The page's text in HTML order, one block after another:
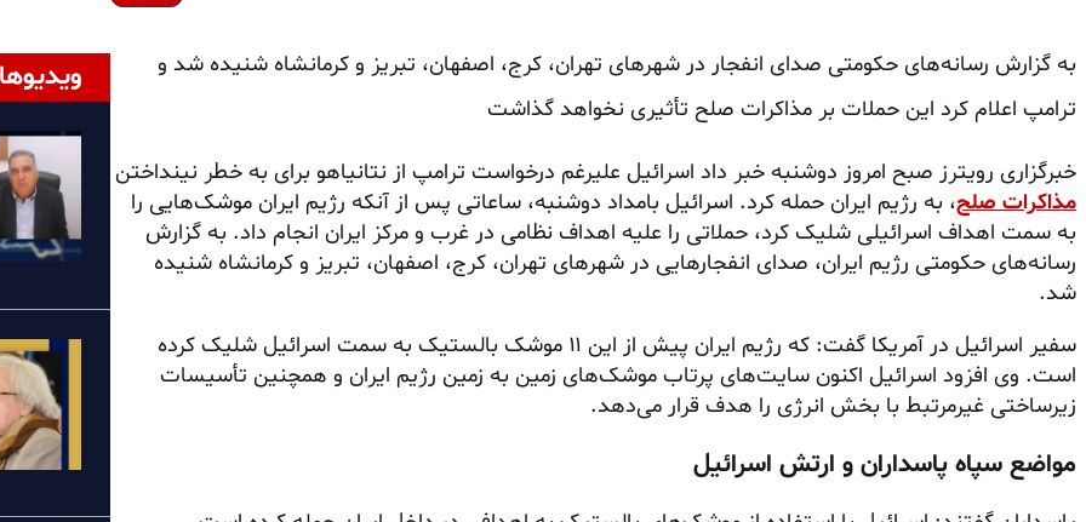
به گزارش رسانه‌های حکومتی صدای انفجار در شهرهای تهران، کرج، اصفهان، تبریز و کرمانشاه شنیده شد و
ترامپ اعلام کرد این حملات بر مذاکرات صلح تأثیری نخواهد گذاشت
خبرگزاری رویترز صبح امروز دوشنبه خبر داد اسرائیل علیرغم درخواست ترامپ از نتانیاهو برای به خطر نینداختن
مذاکرات صلح، به رژیم ایران حمله کرد. اسرائیل بامداد دوشنبه، ساعاتی پس از آنکه رژیم ایران موشک‌هایی را
به سمت اهداف اسرائیلی شلیک کرد، حملاتی را علیه اهداف نظامی در غرب و مرکز ایران انجام داد. به گزارش
رسانه‌های حکومتی رژیم ایران، صدای انفجارهایی در شهرهای تهران، کرج، اصفهان، تبریز و کرمانشاه شنیده
شد.
سفیر اسرائیل در آمریکا گفت: که رژیم ایران پیش از این ۱۱ موشک بالستیک به سمت اسرائیل شلیک کرده
است. وی افزود اسرائیل اکنون سایت‌های پرتاب موشک‌های زمین به زمین رژیم ایران و همچنین تأسیسات
زیرساختی غیرمرتبط با بخش انرژی را هدف قرار می‌دهد.
مواضع سپاه پاسداران و ارتش اسرائیل